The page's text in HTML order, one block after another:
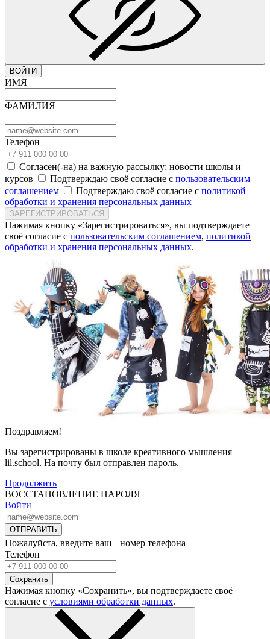
ВОЙТИ
ИМЯ
ФАМИЛИЯ
Телефон
Согласен(-на) на важную рассылку: новости школы и
курсов
Подтверждаю своё согласие с пользовательским
соглашением
Подтверждаю своё согласие с политикой
обработки и хранения персональных данных
ЗАРЕГИСТРИРОВАТЬСЯ
Нажимая кнопку «Зарегистрироваться», вы подтверждаете
своё согласие с пользовательским соглашением, политикой
обработки и хранения персональных данных.
Поздравляем!
Вы зарегистрированы в школе креативного мышления
lil.school. На почту был отправлен пароль.
Продолжить
ВОССТАНОВЛЕНИЕ ПАРОЛЯ
Войти
ОТПРАВИТЬ
Пожалуйста, введите ваш номер телефона
Телефон
Сохранить
Нажимая кнопку «Сохранить», вы подтверждаете своё
согласие с условиями обработки данных.